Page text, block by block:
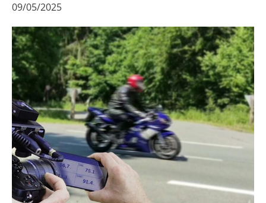
09/05/2025